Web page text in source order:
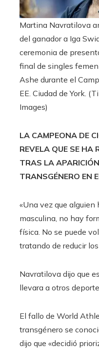
Martina Navratilova
del ganador a Iga
ceremonia de
final de singles
Ashe durante el
EE. Ciudad de York.
Images)
LA CAMPEONA DE
REVELA QUE SE HA
TRAS LA
TRANSGÉNERO EN
«Una vez que
masculina, no hay
física. No se puede
tratando de reducir
Navratilova dijo que
llevara a otros
El fallo de World
transgénero se
dijo que «decidió